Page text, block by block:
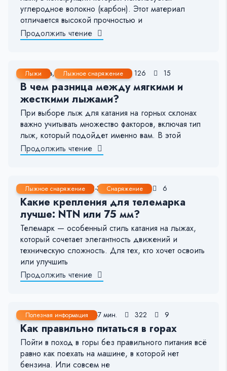
углеродное волокно (карбон). Этот материал
отличается высокой прочностью и
Продолжить чтение
Лыжи Лыжное снаряжение
16 Янв, 2025 3-4 мин. 126 15
В чем разница между мягкими и
жесткими лыжами?
При выборе лыж для катания на горных склонах
важно учитывать множество факторов, включая тип
лыж, который подойдет именно вам. В этой
Продолжить чтение
Лыжное снаряжение Снаряжение
16 Янв, 2025 2-3 мин. 161 6
Какие крепления для телемарка
лучше: NTN или 75 мм?
Телемарк — особенный стиль катания на лыжах,
который сочетает элегантность движений и
техническую сложность. Для тех, кто хочет освоить
или улучшить
Продолжить чтение
Полезная информация
23 Окт, 2024 6-7 мин. 322 9
Как правильно питаться в горах
Пойти в поход в горы без правильного питания всё
равно как поехать на машине, в которой нет
бензина. Или совсем не